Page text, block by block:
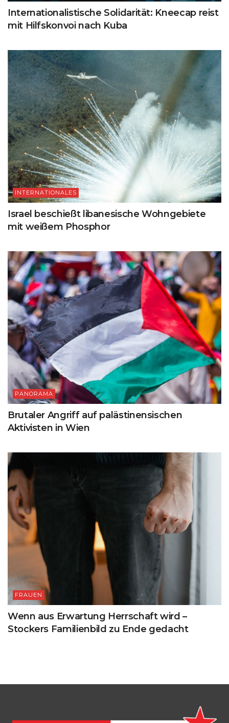
Internationalistische Solidarität: Kneecap reist
mit Hilfskonvoi nach Kuba
INTERNATIONALES
Israel beschießt libanesische Wohngebiete
mit weißem Phosphor
PANORAMA
Brutaler Angriff auf palästinensischen
Aktivisten in Wien
FRAUEN
Wenn aus Erwartung Herrschaft wird –
Stockers Familienbild zu Ende gedacht